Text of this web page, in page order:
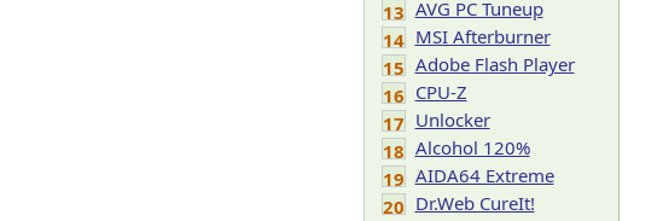
13 AVG PC Tuneup
14 MSI Afterburner
15 Adobe Flash Player
16 CPU-Z
17 Unlocker
18 Alcohol 120%
19 AIDA64 Extreme
20 Dr.Web CureIt!